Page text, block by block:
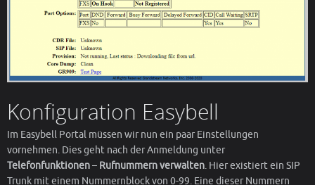
Konfiguration Easybell
Im Easybell Portal müssen wir nun ein paar Einstellungen
vornehmen. Dies geht nach der Anmeldung unter
Telefonfunktionen– Rufnummern verwalten. Hier existiert ein SIP
Trunk mit einem Nummernblock von 0-99. Eine dieser Nummern